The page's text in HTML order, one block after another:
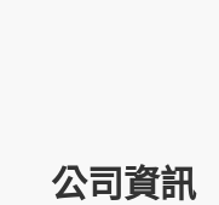
公司資訊